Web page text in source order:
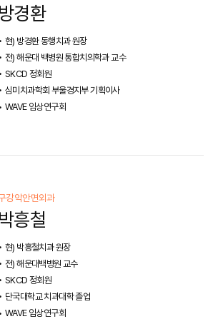
방경환
현) 방경환 동행치과 원장
전) 해운대 백병원 통합치의학과 교수
SKCD 정회원
심미치과학회 부울경지부 기획이사
WAVE 임상연구회
강악안면외과
박흥철
현) 박흥철치과 원장
전) 해운대백병원 교수
SKCD 정회원
단국대학교 치과대학 졸업
WAVE 임상연구회